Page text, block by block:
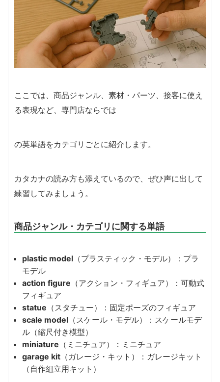
ここでは、商品ジャンル、素材・パーツ、接客に使え
る表現など、専門店ならでは
の英単語をカテゴリごとに紹介します。
カタカナの読み方も添えているので、ぜひ声に出して
練習してみましょう。
商品ジャンル・カテゴリに関する単語
plastic model （プラスティック・モデル）：プラ
モデル
action figure （アクション・フィギュア）：可動式
フィギュア
statue （スタチュー）：固定ポーズのフィギュア
scale model （スケール・モデル）：スケールモデ
ル（縮尺付き模型）
miniature （ミニチュア）：ミニチュア
garage kit （ガレージ・キット）：ガレージキット
（自作組立用キット）